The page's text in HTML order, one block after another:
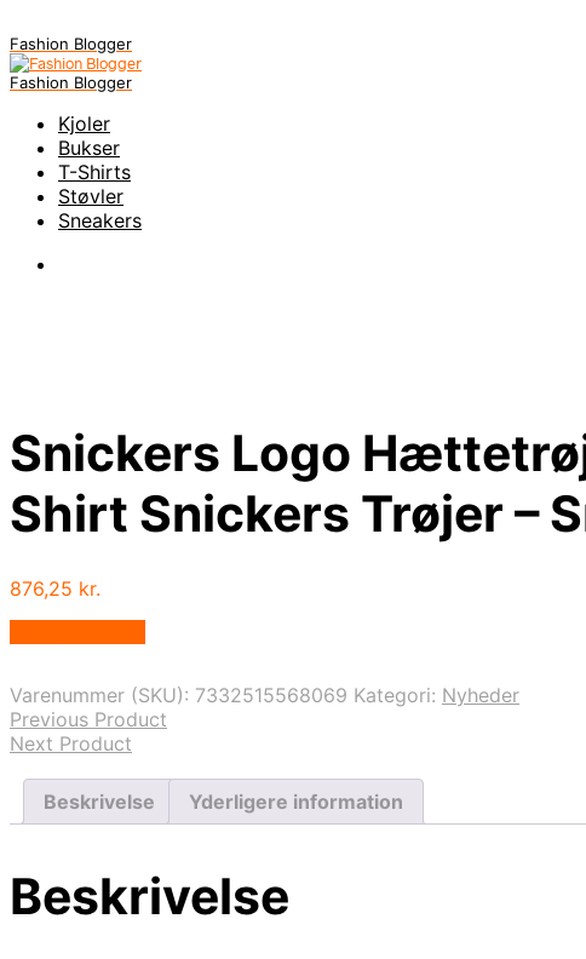
Fashion Blogger
Fashion Blogger
Kjoler
Bukser
T-Shirts
Støvler
Sneakers
Snickers Logo
Shirt Snickers Trøjer –
876,25 kr.
Varenummer (SKU): 7332515568069 Kategori: Nyheder
Previous Product
Next Product
Beskrivelse Yderligere information
Beskrivelse